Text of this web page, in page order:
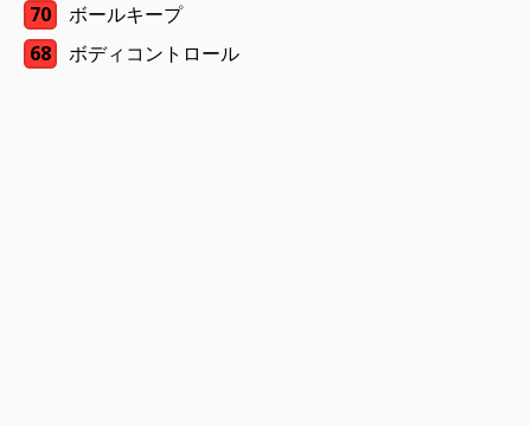
70
ボールキープ
68
ボディコントロール